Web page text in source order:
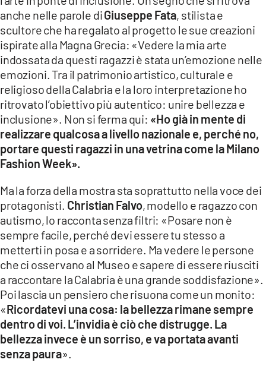
anche nelle parole diGiuseppe Fata, stilista e
scultore che ha regalato al progetto le sue creazioni
ispirate alla Magna Grecia: «Vedere la mia arte
indossata da questi ragazzi è stata un’emozione nelle
emozioni. Tra il patrimonio artistico, culturale e
religioso della Calabria e la loro interpretazione ho
ritrovato l’obiettivo più autentico: unire bellezza e
inclusione». Non si ferma qui: «Ho già in mente di
realizzare qualcosa a livello nazionale e, perché no,
portare questi ragazzi in una vetrina come la Milano
Fashion Week».
Ma la forza della mostra sta soprattutto nella voce dei
protagonisti. Christian Falvo, modello e ragazzo con
autismo, lo racconta senza filtri: «Posare non è
sempre facile, perché devi essere tu stesso a
metterti in posa e a sorridere. Ma vedere le persone
che ci osservano al Museo e sapere di essere riusciti
a raccontare la Calabria è una grande soddisfazione».
Poi lascia un pensiero che risuona come un monito:
«Ricordatevi una cosa: la bellezza rimane sempre
dentro di voi. L’invidia è ciò che distrugge. La
bellezza invece è un sorriso, e va portata avanti
senza paura».